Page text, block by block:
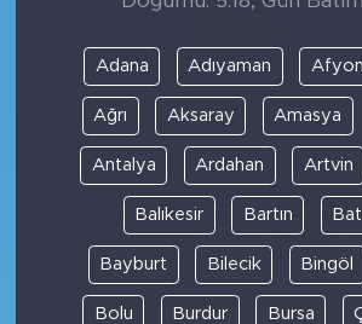
Adana Adıyaman
Ağrı Aksaray Amasya
Antalya Ardahan Artvin
Balıkesir Bartın
Bayburt Bilecik Bingöl
Bolu Burdur Bursa